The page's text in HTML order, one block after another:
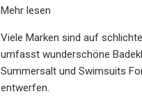
Mehr lesen
Viele Marken sind auf
umfasst wunderschöne
Summersalt und Swimsuits
entwerfen.